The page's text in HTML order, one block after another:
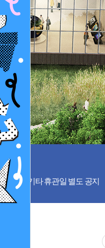
당일 / 기타 휴관일 별도 공지